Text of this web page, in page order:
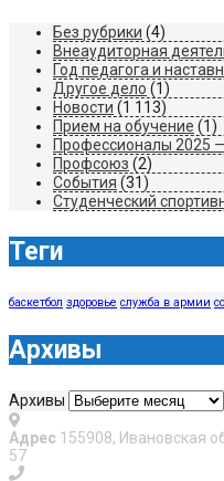
Без рубрики (4)
Внеаудиторная
Год педагога и
Другое дело (1)
Новости (1 113)
Прием на обучение (1)
Профессионалы 2025
Профсоюз (2)
События (31)
Студенческий
Теги
баскетбол здоровье служба в армии
Архивы
Архивы
Адрес 155908, Ивановская
57